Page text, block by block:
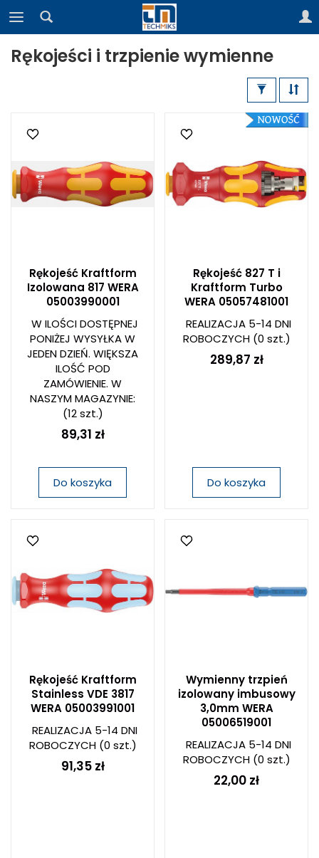
Rękojeści i trzpienie wymienne
Rękojeść Kraftform
Izolowana 817 WERA
05003990001
W ILOŚCI DOSTĘPNEJ
PONIŻEJ WYSYŁKA W
JEDEN DZIEŃ. WIĘKSZA
ILOŚĆ POD
ZAMÓWIENIE. W
NASZYM MAGAZYNIE:
(12 szt.)
89,31 zł
Do koszyka
Rękojeść 827 T i
Kraftform Turbo
WERA 05057481001
REALIZACJA 5-14 DNI
ROBOCZYCH(0 szt.)
289,87 zł
Do koszyka
Rękojeść Kraftform
Stainless VDE 3817
WERA 05003991001
REALIZACJA 5-14 DNI
ROBOCZYCH(0 szt.)
91,35 zł
Wymienny trzpień
izolowany imbusowy
3,0mm WERA
05006519001
REALIZACJA 5-14 DNI
ROBOCZYCH(0 szt.)
22,00 zł